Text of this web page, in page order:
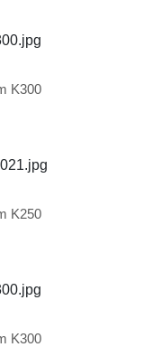
K300
K250
K300